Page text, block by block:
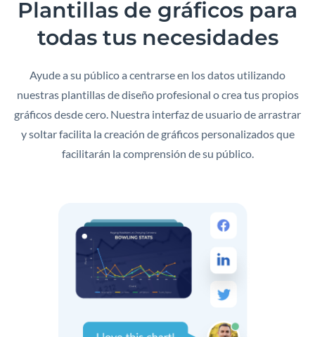
Plantillas de gráficos para
todas tus necesidades
Ayude a su público a centrarse en los datos utilizando
nuestras plantillas de diseño profesional o crea tus propios
gráficos desde cero. Nuestra interfaz de usuario de arrastrar
y soltar facilita la creación de gráficos personalizados que
facilitarán la comprensión de su público.